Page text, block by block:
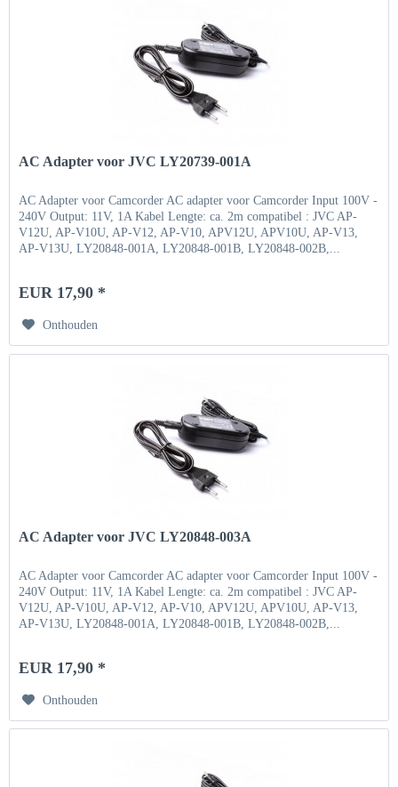
AC Adapter voor JVC LY20739-001A
AC Adapter voor Camcorder AC adapter voor Camcorder Input 100V -
240V Output: 11V, 1A Kabel Lengte: ca. 2m compatibel : JVC AP-
V12U, AP-V10U, AP-V12, AP-V10, APV12U, APV10U, AP-V13,
AP-V13U, LY20848-001A, LY20848-001B, LY20848-002B,...
EUR 17,90 *
Onthouden
AC Adapter voor JVC LY20848-003A
AC Adapter voor Camcorder AC adapter voor Camcorder Input 100V -
240V Output: 11V, 1A Kabel Lengte: ca. 2m compatibel : JVC AP-
V12U, AP-V10U, AP-V12, AP-V10, APV12U, APV10U, AP-V13,
AP-V13U, LY20848-001A, LY20848-001B, LY20848-002B,...
EUR 17,90 *
Onthouden